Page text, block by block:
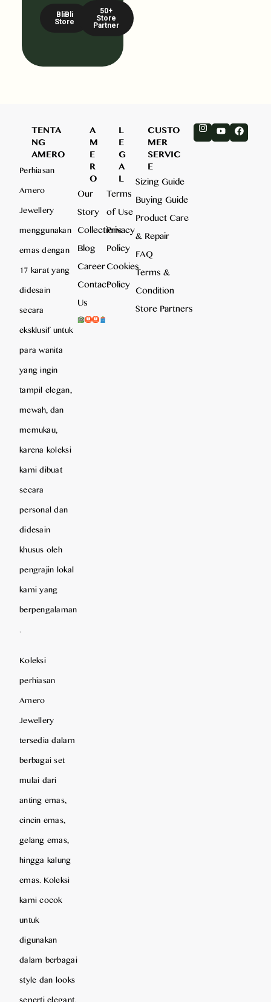
BliBli
Store
50+
Store
Partner
TENTA
NG
AMERO
Perhiasan
Amero
Jewellery
menggunakan
emas dengan
17 karat yang
didesain
secara
eksklusif untuk
para wanita
yang ingin
tampil elegan,
mewah, dan
memukau,
karena koleksi
kami dibuat
secara
personal dan
didesain
khusus oleh
pengrajin lokal
kami yang
berpengalaman
.
Koleksi
perhiasan
Amero
Jewellery
tersedia dalam
berbagai set
mulai dari
anting emas,
cincin emas,
gelang emas,
hingga kalung
emas. Koleksi
kami cocok
untuk
digunakan
dalam berbagai
style dan looks
seperti elegant,
A
M
E
R
O
Our
Story
Collections
Blog
Career
Contact
Us
L
E
G
A
L
Terms
of Use
Privacy
Policy
Cookies
Policy
CUSTO
MER
SERVIC
E
Sizing Guide
Buying Guide
Product Care
& Repair
FAQ
Terms &
Condition
Store Partners